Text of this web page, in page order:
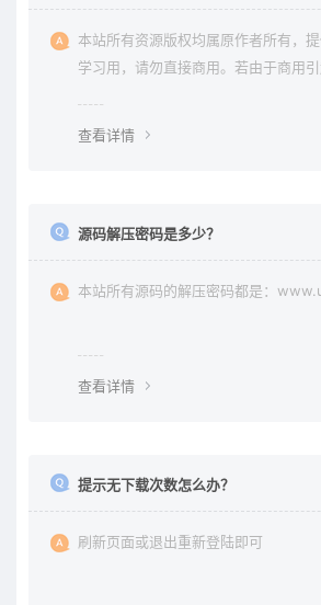
本站所有资源版权均属原作者所有，
学习用，请勿直接商用。若由于商用
查看详情
源码解压密码是多少？
本站所有源码的解压密码都是：
查看详情
提示无下载次数怎么办？
刷新页面或退出重新登陆即可